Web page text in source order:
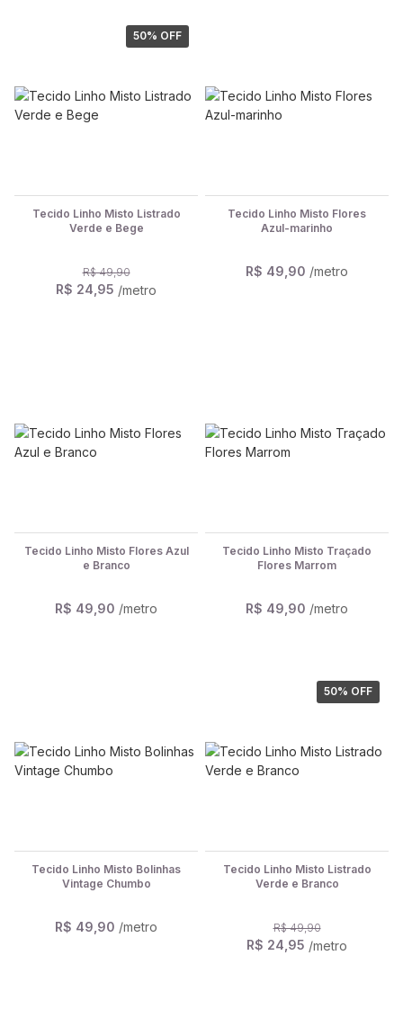
50% OFF
Tecido Linho Misto Listrado
Verde e Bege
R$ 49,90
R$ 24,95 /metro
Tecido Linho Misto Flores
Azul-marinho
R$ 49,90 /metro
Tecido Linho Misto Flores Azul
e Branco
R$ 49,90 /metro
Tecido Linho Misto Traçado
Flores Marrom
R$ 49,90 /metro
Tecido Linho Misto Bolinhas
Vintage Chumbo
R$ 49,90 /metro
50% OFF
Tecido Linho Misto Listrado
Verde e Branco
R$ 49,90
R$ 24,95 /metro